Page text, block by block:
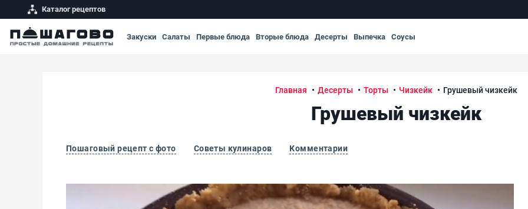
Каталог рецептов
Закуски Салаты Первые блюда Вторые блюда Десерты Выпечка Соусы
Главная Десерты Торты Чизкейк Грушевый чизкейк
Грушевый чизкейк
Пошаговый рецепт с фото Советы кулинаров Комментарии